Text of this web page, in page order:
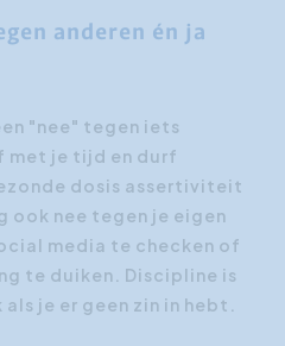
anderen én ja
"nee" tegen iets
met je tijd en durf
dosis assertiviteit
ook nee tegen je eigen
media te checken of
te duiken. Discipline is
je er geen zin in hebt.